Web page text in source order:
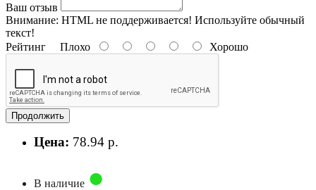
Ваш отзыв
Внимание: HTML не поддерживается! Используйте обычный
текст!
Рейтинг Плохо Хорошо
Продолжить
Цена: 78.94 р.
В наличие